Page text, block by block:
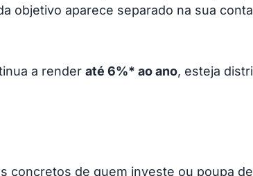
objetivo aparece separado na sua
a render até 6%* ao ano, esteja
concretos de quem investe ou poupa